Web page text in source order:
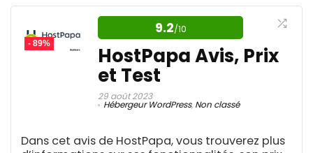
Catégories
Aide aux devoirs IA 1
4
Amélioration d'image IA
Analyse publicitaire 1
- 89%
9.2/10
HostPapa Avis, Prix
et Test
29 août 2023
Hébergeur WordPress, Non classé
Dans cet avis de HostPapa, vous trouverez plus